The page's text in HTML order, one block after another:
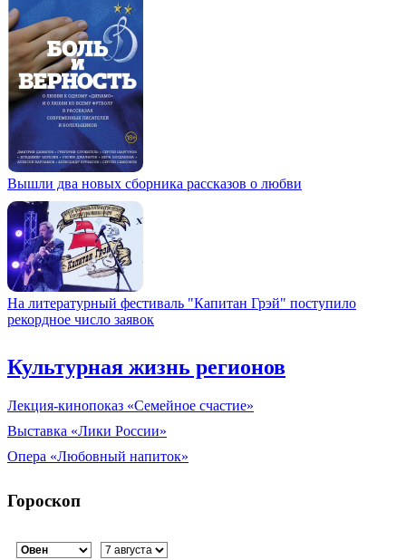
Вышли два новых сборника рассказов о любви
На литературный фестиваль "Капитан Грэй" поступило
рекордное число заявок
Культурная жизнь регионов
Лекция-кинопоказ «Семейное счастие»
Выставка «Лики России»
Опера «Любовный напиток»
Гороскоп